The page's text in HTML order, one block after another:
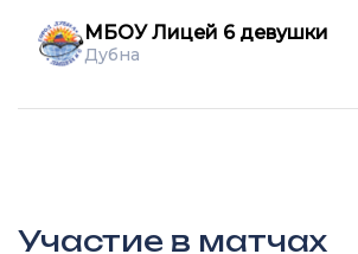
МБОУ Лицей 6 девушки
Дубна
Участие в матчах